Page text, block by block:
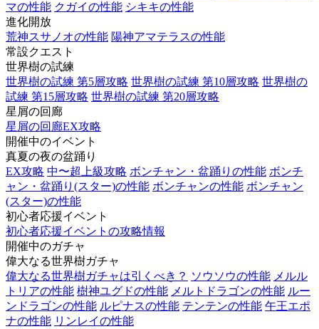
マの性能 クガイの性能 シキキの性能
進化開放
荒神スサノオの性能 陽神アマテラスの性能
常設クエスト
世界樹の試練
世界樹の試練 第5層攻略 世界樹の試練 第10層攻略 世界樹の
試練 第15層攻略 世界樹の試練 第20層攻略
星屑の回廊
星屑の回廊EX攻略
開催中のイベント
真夏の夜の盆踊り
EX攻略 中〜超上級攻略 ボンチャン・盆踊りの性能 ボンチ
ャン・盆踊り(スター)の性能 ボンチャンの性能 ボンチャン
(スター)の性能
初心者応援イベント
初心者応援イベントの攻略情報
開催中のガチャ
偉大なる世界樹ガチャ
偉大なる世界樹ガチャは引くべき？ ソウソウの性能 メルル
トリアの性能 樹神ユグドの性能 メルトドラゴンの性能 ルー
ンドラゴンの性能 ルピナスの性能 テンテンの性能 午王エポ
ナの性能 リンレイの性能